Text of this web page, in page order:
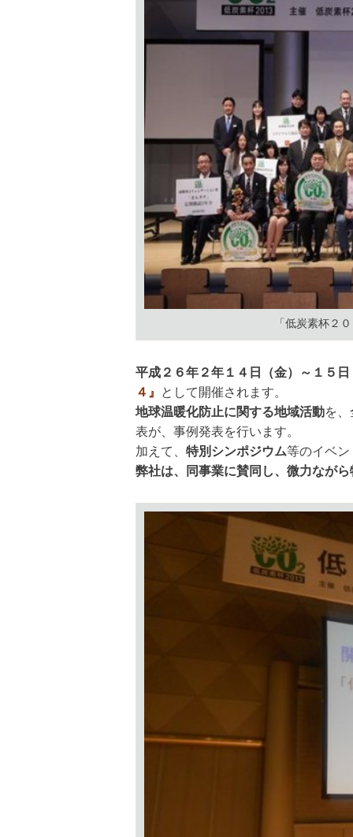
「低炭素杯２
平成２６年２年１４日（金）～１５日
４』
として開催されます。
地球温暖化防止に関する地域活動を
表が、事例発表を行います。
加えて、 特別シンポジウム等のイベ
弊社は、同事業に賛同し、微力なが